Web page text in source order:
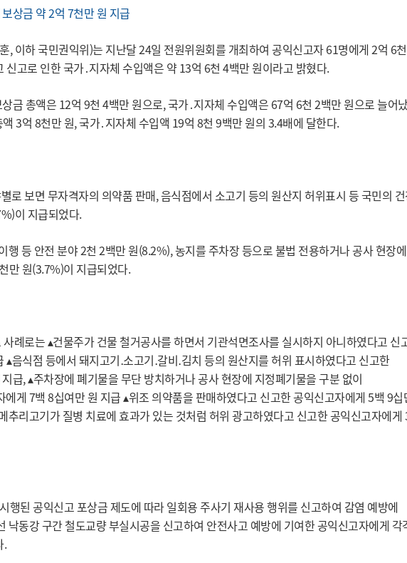
상금 약 2억 7천만 원 지급
이하 국민권익위)는 지난달 24일 전원위원회를 개최하여 공익신고자 61명에게 2억 6천
고로 인한 국가․지자체 수입액은 약 13억 6천 4백만 원이라고 밝혔다.
금 총액은 12억 9천 4백만 원으로, 국가․지자체 수입액은 67억 6천 2백만 원으로 늘어
3억 8천만 원, 국가․지자체 수입액 19억 8천 9백만 원의 3.4배에 달한다.
로 보면 무자격자의 의약품 판매, 음식점에서 소고기 등의 원산지 허위표시 등 국민의
이 지급되었다.
행 등 안전 분야 2천 2백만 원(8.2%), 농지를 주차장 등으로 불법 전용하거나 공사 현장에
만 원(3.7%)이 지급되었다.
례로는 ▴건물주가 건물 철거공사를 하면서 기관석면조사를 실시하지 아니하였다고 신
음식점 등에서 돼지고기․소고기․갈비․김치 등의 원산지를 허위 표시하였다고 신고한
급, ▴주차장에 폐기물을 무단 방치하거나 공사 현장에 지정폐기물을 구분 없이
게 7백 8십여만 원 지급 ▴위조 의약품을 판매하였다고 신고한 공익신고자에게 5백 9십
추리고기가 질병 치료에 효과가 있는 것처럼 허위 광고하였다고 신고한 공익신고자에게
된 공익신고 포상금 제도에 따라 일회용 주사기 재사용 행위를 신고하여 감염 예방에
낙동강 구간 철도교량 부실시공을 신고하여 안전사고 예방에 기여한 공익신고자에게 각
.